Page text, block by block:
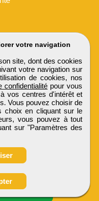
votre navigation
site, dont des cookies
votre navigation sur
de cookies, nos
confidentialité pour vous
vos centres d'intérêt et
Vous pouvez choisir de
choix en cliquant sur le
vous pouvez à tout
sur "Paramètres des
1999 - 2026